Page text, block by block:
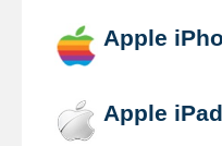
Apple
Apple iPad